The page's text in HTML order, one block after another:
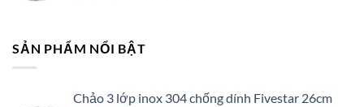
1.590.000 ₫.
SẢN PHẨM NỔI BẬT
Chảo 3 lớp inox 304 chống dính Fivestar 26cm